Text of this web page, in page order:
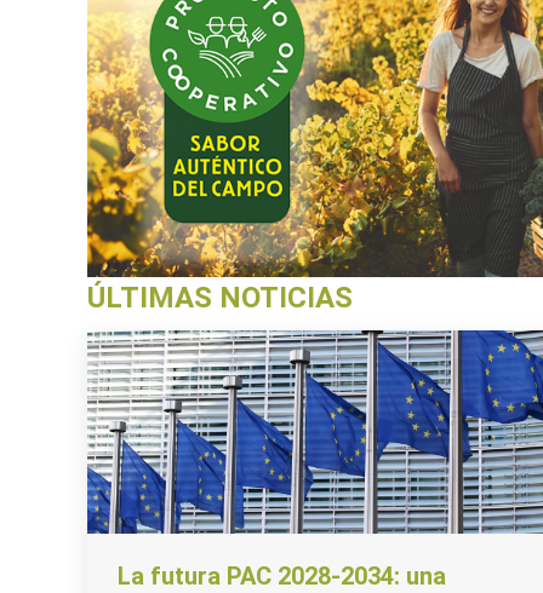
ÚLTIMAS NOTICIAS
La futura PAC 2028-2034: una